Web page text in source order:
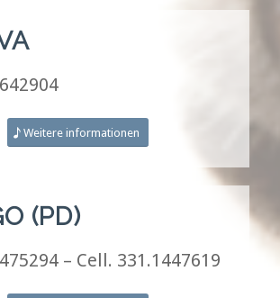
Weitere informationen
(PD)
– Cell. 331.1447619